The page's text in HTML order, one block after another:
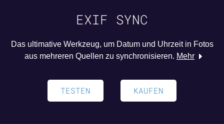
EXIF SYNC
Das ultimative Werkzeug, um Datum und Uhrzeit in Fotos
aus mehreren Quellen zu synchronisieren. Mehr
TESTEN KAUFEN